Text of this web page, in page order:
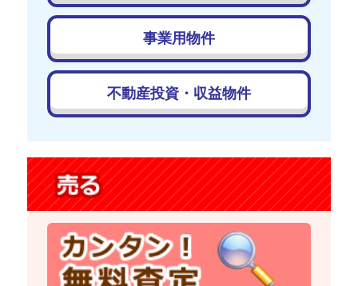
事業用物件
不動産投資・収益物件